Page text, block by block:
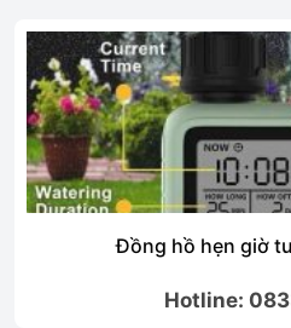
Đồng hồ hẹn giờ
Hotline: